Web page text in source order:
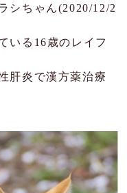
シちゃん(2020/12/2
いる16歳のレイフ
肝炎で漢方薬治療